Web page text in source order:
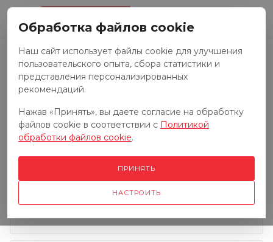
Запчасти к тракторам
Запчасти к грузовым автомобилям
Обработка файлов cookie
Наш сайт использует файлы cookie для улучшения
пользовательского опыта, сбора статистики и
представления персонализированных
рекомендаций.
Нажав «Принять», вы даете согласие на обработку
файлов cookie в соответствии с Политикой
обработки файлов cookie.
НАСТРОИТЬ
ПРИНЯТЬ